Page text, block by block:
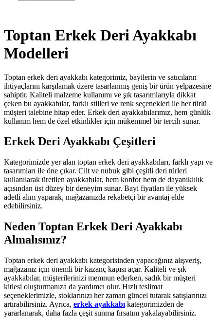
Toptan Erkek Deri Ayakkabı
Modelleri
Toptan erkek deri ayakkabı kategorimiz, bayilerin ve satıcıların
ihtiyaçlarını karşılamak üzere tasarlanmış geniş bir ürün yelpazesine
sahiptir. Kaliteli malzeme kullanımı ve şık tasarımlarıyla dikkat
çeken bu ayakkabılar, farklı stilleri ve renk seçenekleri ile her türlü
müşteri talebine hitap eder. Erkek deri ayakkabılarımız, hem günlük
kullanım hem de özel etkinlikler için mükemmel bir tercih sunar.
Erkek Deri Ayakkabı Çeşitleri
Kategorimizde yer alan toptan erkek deri ayakkabıları, farklı yapı ve
tasarımları ile öne çıkar. Cilt ve nubuk gibi çeşitli deri türleri
kullanılarak üretilen ayakkabılar, hem konfor hem de dayanıklılık
açısından üst düzey bir deneyim sunar. Bayi fiyatları ile yüksek
adetli alım yaparak, mağazanızda rekabetçi bir avantaj elde
edebilirsiniz.
Neden Toptan Erkek Deri Ayakkabı
Almalısınız?
Toptan erkek deri ayakkabı kategorisinden yapacağınız alışveriş,
mağazanız için önemli bir kazanç kapısı açar. Kaliteli ve şık
ayakkabılar, müşterilerinizi memnun ederken, sadık bir müşteri
kitlesi oluşturmanıza da yardımcı olur. Hızlı teslimat
seçeneklerimizle, stoklarınızı her zaman güncel tutarak satışlarınızı
artırabilirsiniz. Ayrıca, erkek ayakkabı kategorimizden de
yararlanarak, daha fazla çeşit sunma fırsatını yakalayabilirsiniz.